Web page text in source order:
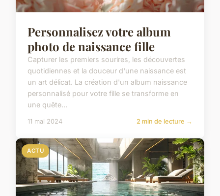
Personnalisez votre album
photo de naissance fille
Capturer les premiers sourires, les découvertes
quotidiennes et la douceur d'une naissance est
un art délicat. La création d'un album naissance
personnalisé pour votre fille se transforme en
une quête...
11 mai 2024 2 min de lecture →
ACTU